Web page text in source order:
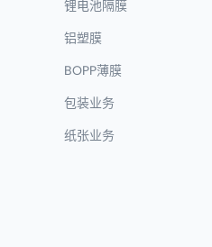
锂电池隔膜
铝塑膜
BOPP薄膜
包装业务
纸张业务